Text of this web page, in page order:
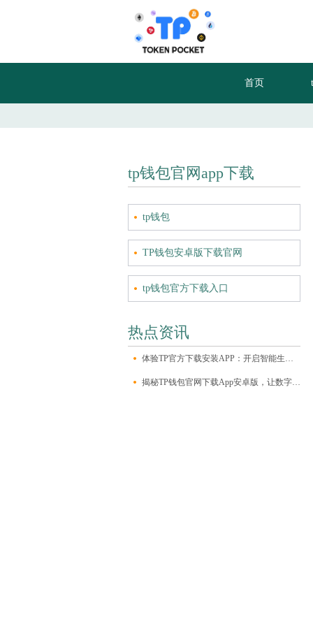
首页
tp钱包官网app下载
tp钱包
TP钱包安卓版下载官网
tp钱包官方下载入口
热点资讯
体验TP官方下载安装APP：开启智能生活新篇章
揭秘TP钱包官网下载App安卓版，让数字资产管理更轻松